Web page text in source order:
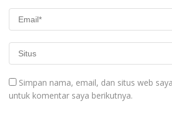
Simpan nama, email, dan situs web
untuk komentar saya berikutnya.